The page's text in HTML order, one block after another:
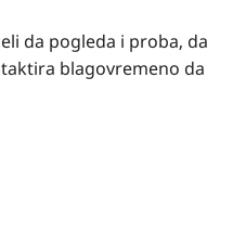
da pogleda i proba, da
blagovremeno da